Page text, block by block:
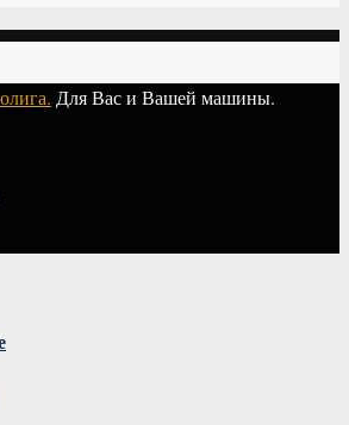
Для Вас и Вашей машины.